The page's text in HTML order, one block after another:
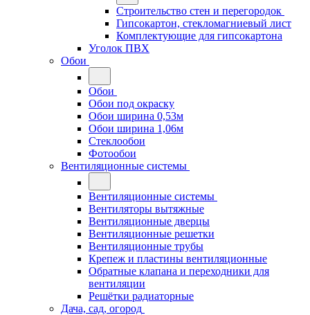
Строительство стен и перегородок
Гипсокартон, стекломагниевый лист
Комплектующие для гипсокартона
Уголок ПВХ
Обои
Обои
Обои под окраску
Обои ширина 0,53м
Обои ширина 1,06м
Стеклообои
Фотообои
Вентиляционные системы
Вентиляционные системы
Вентиляторы вытяжные
Вентиляционные дверцы
Вентиляционные решетки
Вентиляционные трубы
Крепеж и пластины вентиляционные
Обратные клапана и переходники для
вентиляции
Решётки радиаторные
Дача, сад, огород